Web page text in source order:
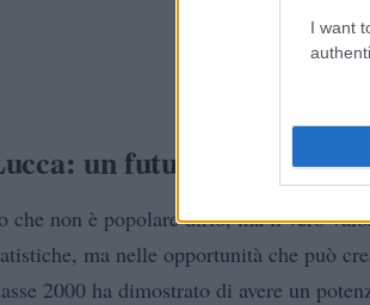
I want
un futuro brillante o
che non è popolare dirlo, ma il vero
ma nelle opportunità che può
2000 ha dimostrato di avere un